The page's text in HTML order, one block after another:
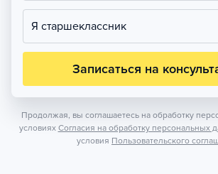
Я старшеклассник
Записаться на
Продолжая, вы соглашаетесь на обработку
условиях Согласия на обработку персональных
условия Пользовательского